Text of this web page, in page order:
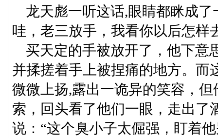
龙天彪一听这话,眼睛都眯成了
哇，老三放手，我看你以后怎样
买天定的手被放开了，他下意
并揉搓着手上被捏痛的地方。而
微微上扬,露出一诡异的笑容，
索，回头看了他们一眼，走出了
说：“这个臭小子太倔强，盯着